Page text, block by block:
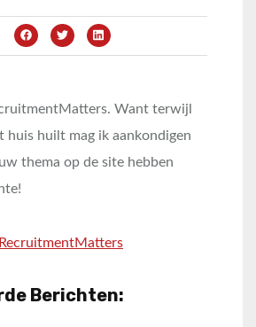
Want terwijl
huis huilt mag ik aankondigen
thema op de site hebben
Berichten: